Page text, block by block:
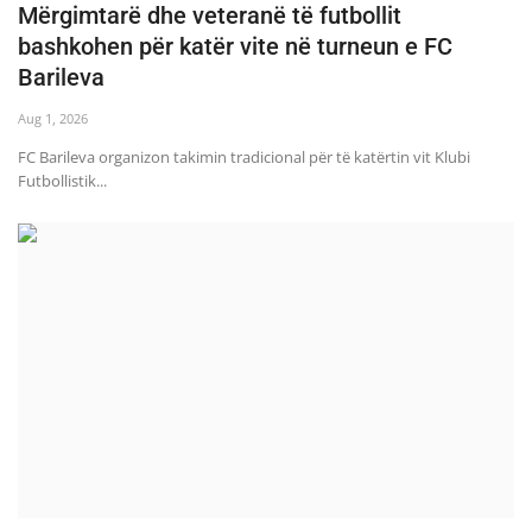
Mërgimtarë dhe veteranë të futbollit
bashkohen për katër vite në turneun e FC
Barileva
Aug 1, 2026
FC Barileva organizon takimin tradicional për të katërtin vit Klubi
Futbollistik...